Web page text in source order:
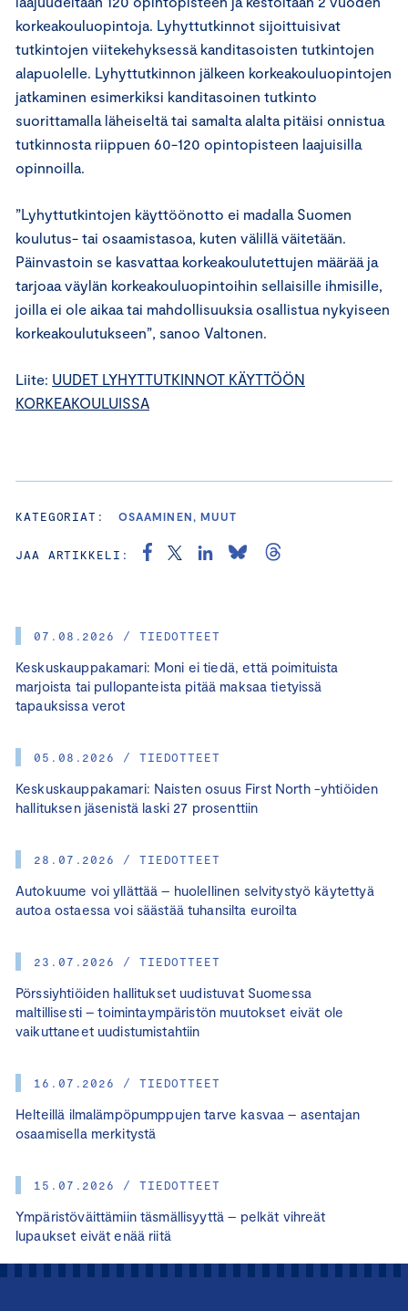
07.08.2026 / TIEDOTTEET
Keskuskauppakamari: Moni ei tiedä, että poimituista
marjoista tai pullopanteista pitää maksaa tietyissä
tapauksissa verot
05.08.2026 / TIEDOTTEET
Keskuskauppakamari: Naisten osuus First North -yhtiöiden
hallituksen jäsenistä laski 27 prosenttiin
28.07.2026 / TIEDOTTEET
Autokuume voi yllättää – huolellinen selvitystyö käytettyä
autoa ostaessa voi säästää tuhansilta euroilta
23.07.2026 / TIEDOTTEET
Pörssiyhtiöiden hallitukset uudistuvat Suomessa
maltillisesti – toimintaympäristön muutokset eivät ole
vaikuttaneet uudistumistahtiin
16.07.2026 / TIEDOTTEET
Helteillä ilmalämpöpumppujen tarve kasvaa – asentajan
osaamisella merkitystä
15.07.2026 / TIEDOTTEET
Ympäristöväittämiin täsmällisyyttä – pelkät vihreät
lupaukset eivät enää riitä
korkeakouluopintoja. Lyhyttutkinnot sijoittuisivat
tutkintojen viitekehyksessä kanditasoisten tutkintojen
alapuolelle. Lyhyttutkinnon jälkeen korkeakouluopintojen
jatkaminen esimerkiksi kanditasoinen tutkinto
suorittamalla läheiseltä tai samalta alalta pitäisi onnistua
tutkinnosta riippuen 60-120 opintopisteen laajuisilla
opinnoilla.
”Lyhyttutkintojen käyttöönotto ei madalla Suomen
koulutus- tai osaamistasoa, kuten välillä väitetään.
Päinvastoin se kasvattaa korkeakoulutettujen määrää ja
tarjoaa väylän korkeakouluopintoihin sellaisille ihmisille,
joilla ei ole aikaa tai mahdollisuuksia osallistua nykyiseen
korkeakoulutukseen”, sanoo Valtonen.
Liite: UUDET LYHYTTUTKINNOT KÄYTTÖÖN
KORKEAKOULUISSA
KATEGORIAT: OSAAMINEN, MUUT
JAA ARTIKKELI: